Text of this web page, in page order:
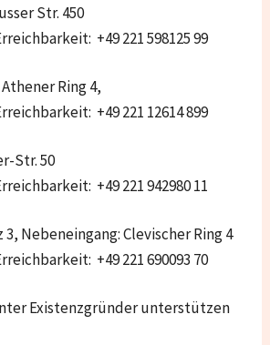
Str. 450
+49 221 598125 99
Athener Ring 4,
+49 221 12614 899
Str. 50
+49 221 942980 11
Nebeneingang: Clevischer Ring 4
+49 221 690093 70
Existenzgründer unterstützen